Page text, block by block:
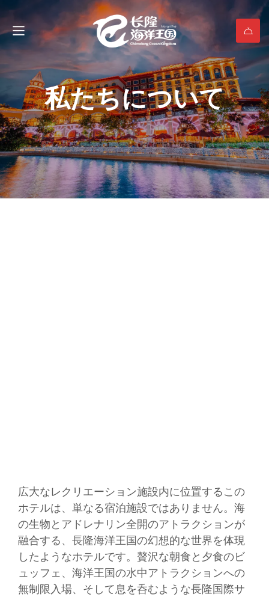
私たちについて
広大なレクリエーション施設内に位置するこの
ホテルは、単なる宿泊施設ではありません。海
の生物とアドレナリン全開のアトラクションが
融合する、長隆海洋王国の幻想的な世界を体現
したようなホテルです。贅沢な朝食と夕食のビ
ュッフェ、海洋王国の水中アトラクションへの
無制限入場、そして息を呑むような長隆国際サ